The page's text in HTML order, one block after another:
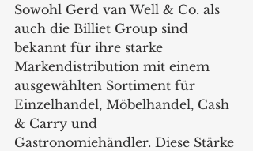
Sowohl Gerd van Well & Co. als
auch die Billiet Group sind
bekannt für ihre starke
Markendistribution mit einem
ausgewählten Sortiment für
Einzelhandel, Möbelhandel, Cash
& Carry und
Gastronomiehändler. Diese Stärke